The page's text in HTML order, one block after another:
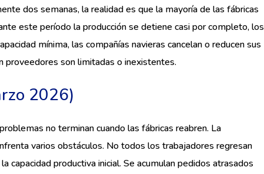
dos semanas, la realidad es que la mayoría de las fábricas
este período la producción se detiene casi por completo, los
mínima, las compañías navieras cancelan o reducen sus
proveedores son limitadas o inexistentes.
2026)
no terminan cuando las fábricas reabren. La
varios obstáculos. No todos los trabajadores regresan
capacidad productiva inicial. Se acumulan pedidos atrasados